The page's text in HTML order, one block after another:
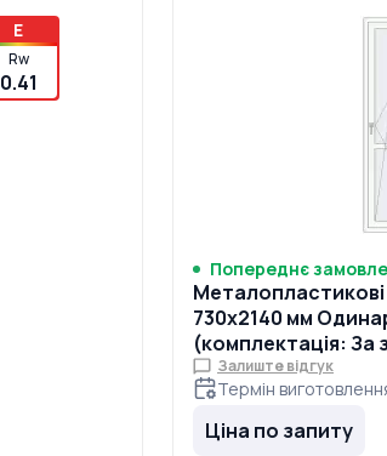
E
Rw
0.41
Попереднє
Металопластикові
730x2140 мм
(комплектація: За
Залиште відгук
Термін
Ціна по запиту